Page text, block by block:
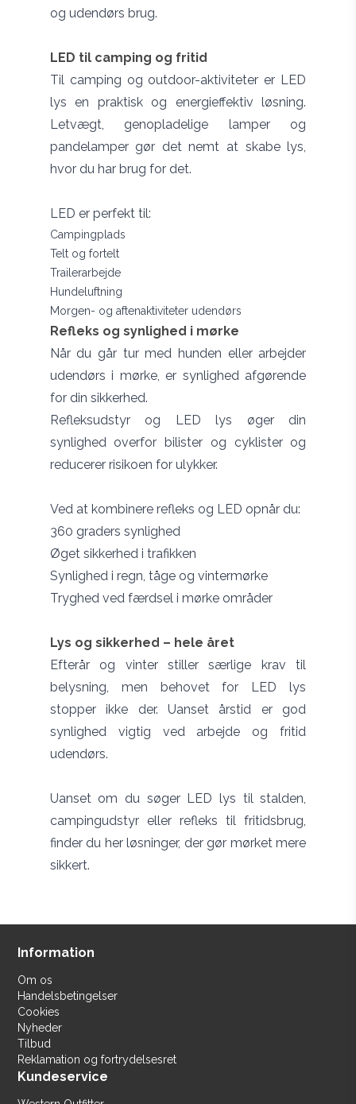
og udendørs brug.
LED til camping og fritid
Til camping og outdoor-aktiviteter er LED
lys en praktisk og energieffektiv løsning.
Letvægt, genopladelige lamper og
pandelamper gør det nemt at skabe lys,
hvor du har brug for det.
LED er perfekt til:
Campingplads
Telt og fortelt
Trailerarbejde
Hundeluftning
Morgen- og aftenaktiviteter udendørs
Refleks og synlighed i mørke
Når du går tur med hunden eller arbejder
udendørs i mørke, er synlighed afgørende
for din sikkerhed.
Refleksudstyr og LED lys øger din
synlighed overfor bilister og cyklister og
reducerer risikoen for ulykker.
Ved at kombinere refleks og LED opnår du:
360 graders synlighed
Øget sikkerhed i trafikken
Synlighed i regn, tåge og vintermørke
Tryghed ved færdsel i mørke områder
Lys og sikkerhed – hele året
Efterår og vinter stiller særlige krav til
belysning, men behovet for LED lys
stopper ikke der. Uanset årstid er god
synlighed vigtig ved arbejde og fritid
udendørs.
Uanset om du søger LED lys til stalden,
campingudstyr eller refleks til fritidsbrug,
finder du her løsninger, der gør mørket mere
sikkert.
Information
Om os
Handelsbetingelser
Cookies
Nyheder
Tilbud
Reklamation og fortrydelsesret
Kundeservice